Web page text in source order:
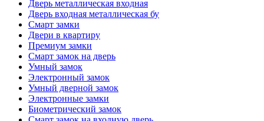
Дверь металлическая входная
Дверь входная металлическая бу
Смарт замки
Двери в квартиру
Премиум замки
Смарт замок на дверь
Умный замок
Электронный замок
Умный дверной замок
Электронные замки
Биометрический замок